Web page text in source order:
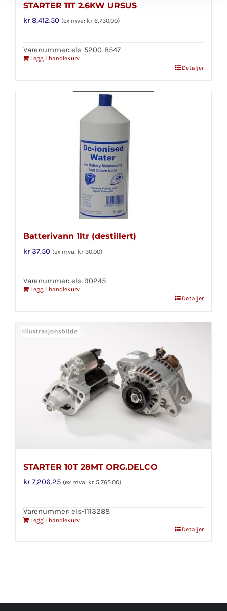
STARTER 11T 2.6KW URSUS
kr8,412.50 (ex mva: kr 6,730.00)
Varenummer: els-5200-8547
Legg i handlekurv
Detaljer
Batterivann 1ltr (destillert)
kr37.50 (ex mva: kr 30.00)
Varenummer: els-90245
Legg i handlekurv
Detaljer
STARTER 10T 28MT ORG.DELCO
kr7,206.25 (ex mva: kr 5,765.00)
Varenummer: els-1113288
Legg i handlekurv
Detaljer